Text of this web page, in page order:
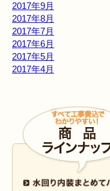
2017年9月
2017年8月
2017年7月
2017年6月
2017年5月
2017年4月